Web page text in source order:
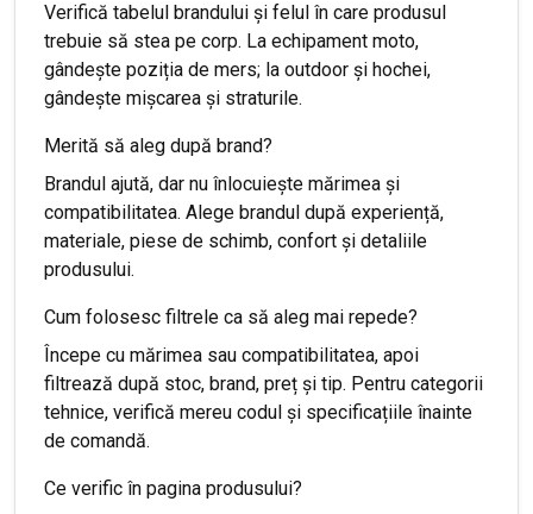
Verifică tabelul brandului și felul în care produsul
trebuie să stea pe corp. La echipament moto,
gândește poziția de mers; la outdoor și hochei,
gândește mișcarea și straturile.
Merită să aleg după brand?
Brandul ajută, dar nu înlocuiește mărimea și
compatibilitatea. Alege brandul după experiență,
materiale, piese de schimb, confort și detaliile
produsului.
Cum folosesc filtrele ca să aleg mai repede?
Începe cu mărimea sau compatibilitatea, apoi
filtrează după stoc, brand, preț și tip. Pentru categorii
tehnice, verifică mereu codul și specificațiile înainte
de comandă.
Ce verific în pagina produsului?